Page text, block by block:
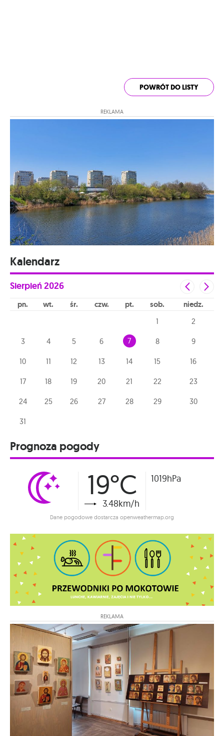
POWRÓT DO LISTY
REKLAMA
Kalendarz
Sierpień2026
pn wt śr czw pt sob niedz
1 2
3 4 5 6 7 8 9
10 11 12 13 14 15 16
17 18 19 20 21 22 23
24 25 26 27 28 29 30
31
Prognoza pogody
19°C
3.48km/h
1019hPa
Dane pogodowe dostarcza openweathermap.org
REKLAMA